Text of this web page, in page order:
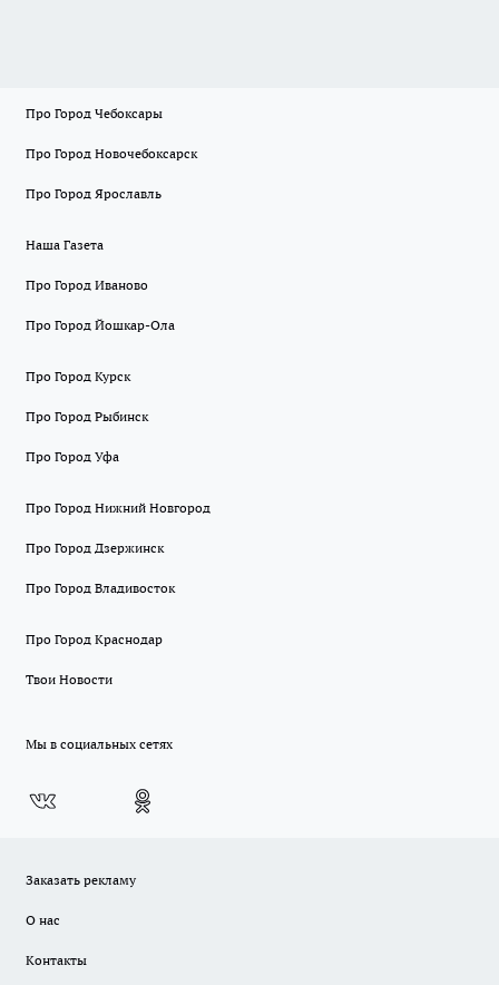
Про Город Чебоксары
Про Город Новочебоксарск
Про Город Ярославль
Наша Газета
Про Город Иваново
Про Город Йошкар-Ола
Про Город Курск
Про Город Рыбинск
Про Город Уфа
Про Город Нижний Новгород
Про Город Дзержинск
Про Город Владивосток
Про Город Краснодар
Твои Новости
Мы в социальных сетях
Заказать рекламу
О нас
Контакты